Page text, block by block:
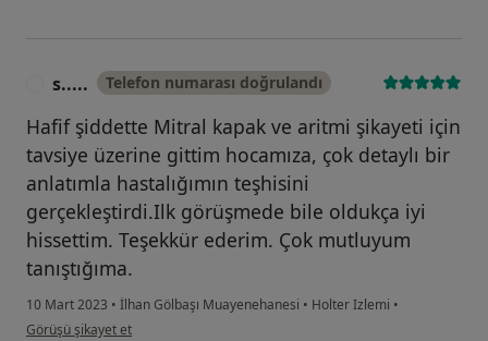
s..... Telefon numarası doğrulandı
Hafif şiddette Mitral kapak ve aritmi şikayeti için
tavsiye üzerine gittim hocamıza, çok detaylı bir
anlatımla hastalığımın teşhisini
gerçekleştirdi.Ilk görüşmede bile oldukça iyi
hissettim. Teşekkür ederim. Çok mutluyum
tanıştığıma.
10 Mart 2023 • İlhan Gölbaşı Muayenehanesi • Holter Izlemi •
kullanıcının görüşüne göre s.....
Görüşü şikayet et